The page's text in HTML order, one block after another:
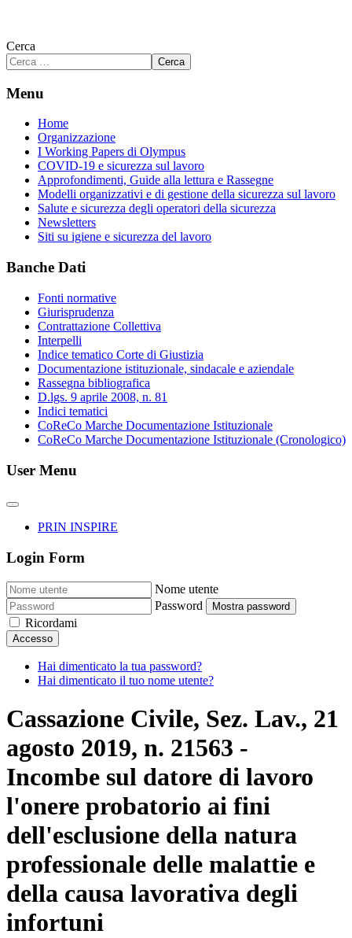
Cerca
Cerca
Menu
Home
Organizzazione
I Working Papers di Olympus
COVID-19 e sicurezza sul lavoro
Approfondimenti, Guide alla lettura e Rassegne
Modelli organizzativi e di gestione della sicurezza sul lavoro
Salute e sicurezza degli operatori della sicurezza
Newsletters
Siti su igiene e sicurezza del lavoro
Banche Dati
Fonti normative
Giurisprudenza
Contrattazione Collettiva
Interpelli
Indice tematico Corte di Giustizia
Documentazione istituzionale, sindacale e aziendale
Rassegna bibliografica
D.lgs. 9 aprile 2008, n. 81
Indici tematici
CoReCo Marche Documentazione Istituzionale
CoReCo Marche Documentazione Istituzionale (Cronologico)
User Menu
PRIN INSPIRE
Login Form
Nome utente
Password
Mostra password
Ricordami
Accesso
Hai dimenticato la tua password?
Hai dimenticato il tuo nome utente?
Cassazione Civile, Sez. Lav., 21
agosto 2019, n. 21563 -
Incombe sul datore di lavoro
l'onere probatorio ai fini
dell'esclusione della natura
professionale delle malattie e
della causa lavorativa degli
infortuni